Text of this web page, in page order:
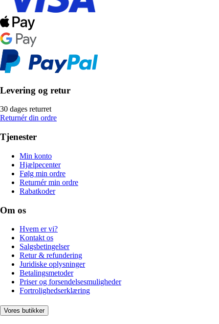
Levering og retur
30 dages returret
Returnér din ordre
Tjenester
Min konto
Hjælpecenter
Følg min ordre
Returnér min ordre
Rabatkoder
Om os
Hvem er vi?
Kontakt os
Salgsbetingelser
Retur & refundering
Juridiske oplysninger
Betalingsmetoder
Priser og forsendelsesmuligheder
Fortrolighedserklæring
Vores butikker